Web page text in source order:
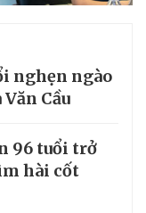
nghẹn ngào
Cầu
96 tuổi trở
hài cốt